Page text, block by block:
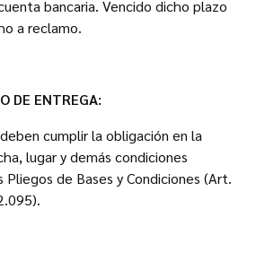
bancaria. Vencido dicho plazo
a reclamo.
DE ENTREGA:
cumplir la obligación en la
lugar y demás condiciones
de Bases y Condiciones (Art.